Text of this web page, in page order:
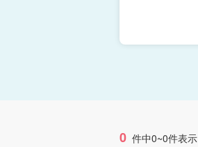
0 件中0~0件表示